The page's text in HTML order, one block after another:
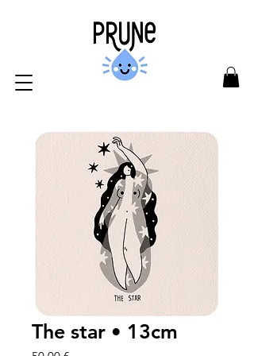
The star • 13cm